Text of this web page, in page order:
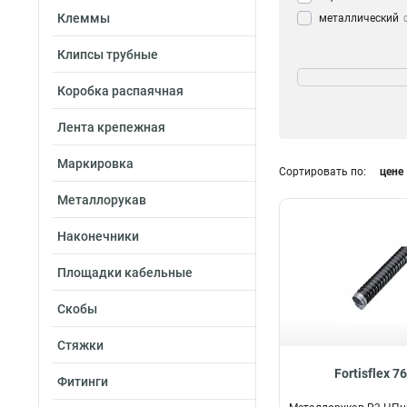
Клеммы
Клипсы трубные
Коробка распаячная
Лента крепежная
Маркировка
Металлорукав
Наконечники
Площадки кабельные
Скобы
Стяжки
Фитинги
металлический 0
Серый 74
Тип
Соединитель
каналов 0
Труба ПНД для
Сортировать по: цене
Fortisflex